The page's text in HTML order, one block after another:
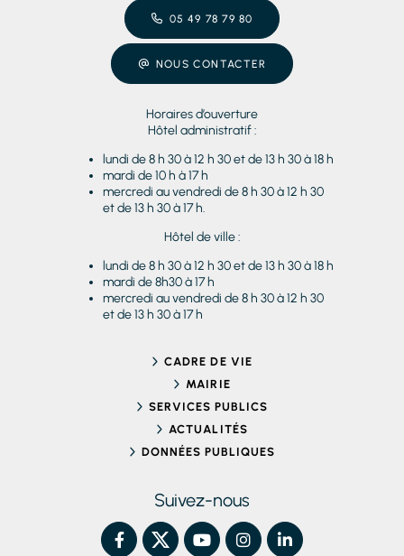
05 49 78 79 80
NOUS CONTACTER
Horaires d’ouverture
Hôtel administratif :
lundi de 8 h 30 à 12 h 30 et de 13 h 30 à 18 h
mardi de 10 h à 17 h
mercredi au vendredi de 8 h 30 à 12 h 30
et de 13 h 30 à 17 h.
Hôtel de ville :
lundi de 8 h 30 à 12 h 30 et de 13 h 30 à 18 h
mardi de 8h30 à 17 h
mercredi au vendredi de 8 h 30 à 12 h 30
et de 13 h 30 à 17 h
CADRE DE VIE
MAIRIE
SERVICES PUBLICS
ACTUALITÉS
DONNÉES PUBLIQUES
Suivez-nous